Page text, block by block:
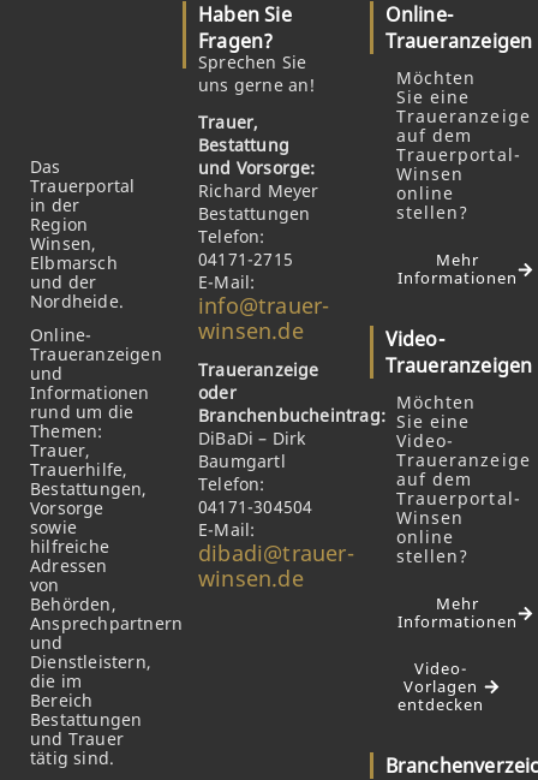
Das
Trauerportal
in der
Region
Winsen,
Elbmarsch
und der
Nordheide.
Online-
Traueranzeigen
und
Informationen
rund um die
Themen:
Trauer,
Trauerhilfe,
Bestattungen,
Vorsorge
sowie
hilfreiche
Adressen
von
Behörden,
Ansprechpartnern
und
Dienstleistern,
die im
Bereich
Bestattungen
und Trauer
tätig sind.
Haben Sie
Fragen?
Sprechen Sie
uns gerne an!
Trauer,
Bestattung
und Vorsorge:
Richard Meyer
Bestattungen
Telefon:
04171-2715
E-Mail:
info@trauer-
winsen.de
Traueranzeige
oder
Branchenbucheintrag:
DiBaDi – Dirk
Baumgartl
Telefon:
04171-304504
E-Mail:
dibadi@trauer-
winsen.de
Online-
Traueranzeigen
Möchten
Sie eine
Traueranzeige
auf dem
Trauerportal-
Winsen
online
stellen?
Mehr
Informationen
Video-
Traueranzeigen
Möchten
Sie eine
Video-
Traueranzeige
auf dem
Trauerportal-
Winsen
online
stellen?
Mehr
Informationen
Video-
Vorlagen
entdecken